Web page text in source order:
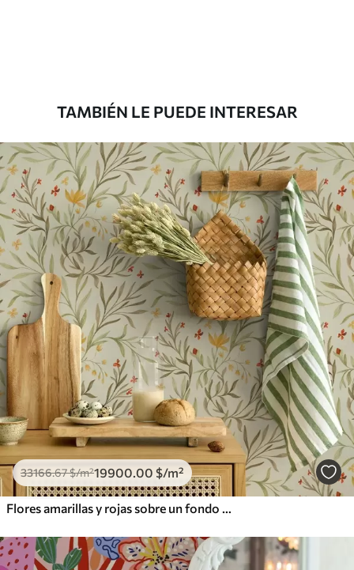
19900.00
Premium
39833.3323900.00$/m²
Vinilo Premium
43816.6726290.00$/m²
TAMBIÉN LE PUEDE INTERESAR
33166.67$/m²19900.00 $/m²
Flores amarillas y rojas sobre un fondo verde claro